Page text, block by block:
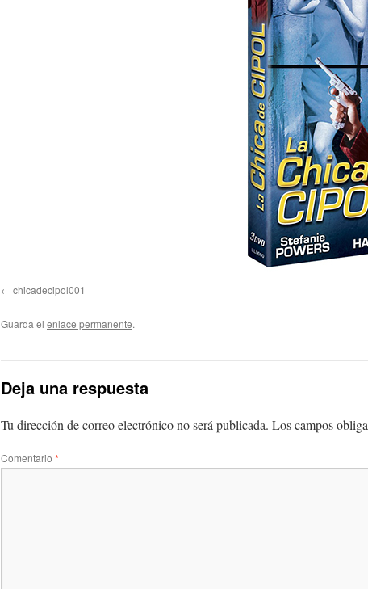
chicadecipol001
Guarda el enlace permanente.
Deja una respuesta
Tu dirección de correo electrónico no será publicada. Los campos
Comentario *